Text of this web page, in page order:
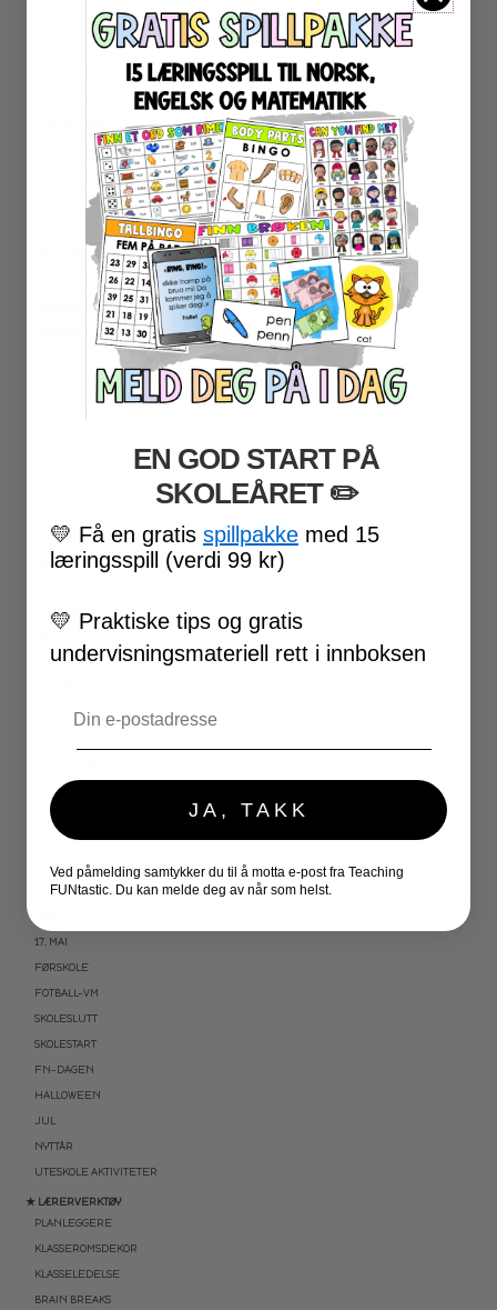
KARTLEGGING
OPPGAVEKORT
DIGITALE SPILL
AKTIVITETSPAKKER
ARBEIDSARK
ENGELSK HØYFREKVENTE ORD
ENGELSK LESEFORSTÅELSE
ENGELSK LESING
ENGELSK GRAMATIKK
ENGELSK ORD- OG BEGREPER
★ NORDSAMISK MATERIELL
★ SERIER
LESEKORT FAKTA
VI SKRIVER
MATTESPIRALEN
★ SESONG OG HØYTIDER
OLYMPISKE LEKER
SAMEFOLKET
100 SKOLEDAGER
VALENTINSDAG
17. MAI
FØRSKOLE
FOTBALL-VM
SKOLESLUTT
SKOLESTART
FN-DAGEN
HALLOWEEN
JUL
NYTTÅR
UTESKOLE AKTIVITETER
★ LÆRERVERKTØY
PLANLEGGERE
KLASSEROMSDEKOR
KLASSELEDELSE
BRAIN BREAKS
EN GOD START PÅ
SKOLEÅRET​ ✏️
💛 Få en gratis spillpakke med 15
læringsspill (verdi 99 kr)
💛 Praktiske tips og gratis
undervisningsmateriell rett i innboksen
JA, TAKK
Ved påmelding samtykker du til å motta e-post fra Teaching
FUNtastic. Du kan melde deg av når som helst.